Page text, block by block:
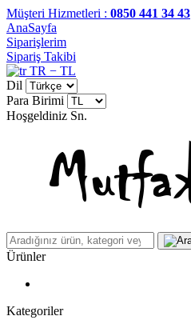
Müşteri Hizmetleri : 0850 441 34 43
AnaSayfa
Siparişlerim
Sipariş Takibi
TR − TL
Dil
Para Birimi
Hoşgeldiniz Sn.
Ürünler
Kategoriler